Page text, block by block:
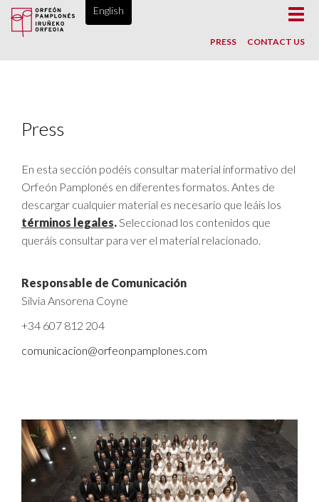
ORFEÓN PAMPLONÉS, SINCE 1865
English
PRESS CONTACT US
Press
En esta sección podéis consultar material informativo del
Orfeón Pamplonés en diferentes formatos. Antes de
descargar cualquier material es necesario que leáis los
términos legales.Seleccionad los contenidos que
queráis consultar para ver el material relacionado.
Responsable de Comunicación
Silvia Ansorena Coyne
+34 607 812 204
comunicacion@orfeonpamplones.com